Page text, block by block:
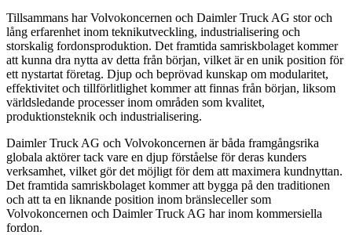
Tillsammans har Volvokoncernen och Daimler Truck AG stor och
lång erfarenhet inom teknikutveckling, industrialisering och
storskalig fordonsproduktion. Det framtida samriskbolaget kommer
att kunna dra nytta av detta från början, vilket är en unik position för
ett nystartat företag. Djup och beprövad kunskap om modularitet,
effektivitet och tillförlitlighet kommer att finnas från början, liksom
världsledande processer inom områden som kvalitet,
produktionsteknik och industrialisering.
Daimler Truck AG och Volvokoncernen är båda framgångsrika
globala aktörer tack vare en djup förståelse för deras kunders
verksamhet, vilket gör det möjligt för dem att maximera kundnyttan.
Det framtida samriskbolaget kommer att bygga på den traditionen
och att ta en liknande position inom bränsleceller som
Volvokoncernen och Daimler Truck AG har inom kommersiella
fordon.